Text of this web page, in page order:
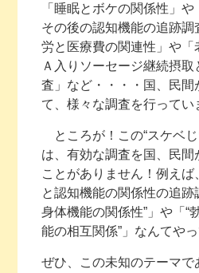
「睡眠とボケの関係性」
その後の認知機能の追跡
労と医療費の関連性」や「
Ａ入りソーセージ継続摂
査」など・・・・国、民間
て、様々な調査を行ってい
ところが！この“スケベじ
は、有効な調査を国、民間
ことがありません！例えば
と認知機能の関係性の追跡
身体機能の関係性”」や「“
能の相互関係”」なんてや
ぜひ、この未知のテーマで